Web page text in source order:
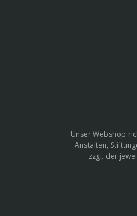
Unser Webshop
Anstalten,
zzgl. der